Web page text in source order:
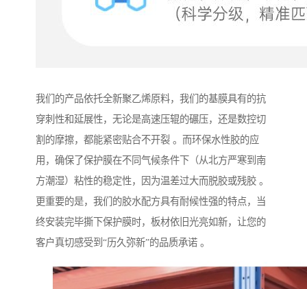
我们的产品依托全新聚乙烯原料，我们的基膜具有的抗
穿刺性和延展性，无论是高速压辊的碾压，还是数控切
割的摩擦，都能紧密贴合不开裂 。而环保水性胶的应
用，确保了保护膜在不同气候条件下（从北方严寒到南
方潮湿）粘性的稳定性，因为温差过大而脱胶或残胶 。
更重要的是，我们的胶水配方具有耐候性强的特点，当
终安装完毕撕下保护膜时，板材依旧光亮如新，让您的
客户真切感受到“历久弥新”的品质承诺 。